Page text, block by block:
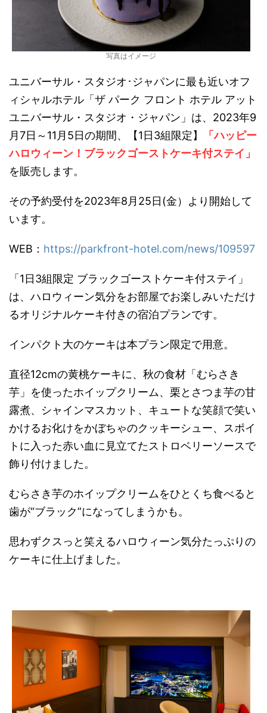
写真はイメージ
ユニバーサル・スタジオ･ジャパンに最も近いオフ
ィシャルホテル「ザ パーク フロント ホテル アット
ユニバーサル・スタジオ・ジャパン」は、2023年9
月7日～11月5日の期間、【1日3組限定】
「ハッピー
ハロウィーン！ブラックゴーストケーキ付ステイ」
を販売します。
その予約受付を2023年8月25日(金）より開始して
います。
WEB： https://parkfront-hotel.com/news/109597
「1日3組限定 ブラックゴーストケーキ付ステイ」
は、ハロウィーン気分をお部屋でお楽しみいただけ
るオリジナルケーキ付きの宿泊プランです。
インパクト大のケーキは本プラン限定で用意。
直径12cmの黄桃ケーキに、秋の食材「むらさき
芋」を使ったホイップクリーム、栗とさつま芋の甘
露煮、シャインマスカット、キュートな笑顔で笑い
かけるお化けをかぼちゃのクッキーシュー、スポイ
トに入った赤い血に見立てたストロベリーソースで
飾り付けました。
むらさき芋のホイップクリームをひとくち食べると
歯が“ブラック”になってしまうかも。
思わずクスっと笑えるハロウィーン気分たっぷりの
ケーキに仕上げました。